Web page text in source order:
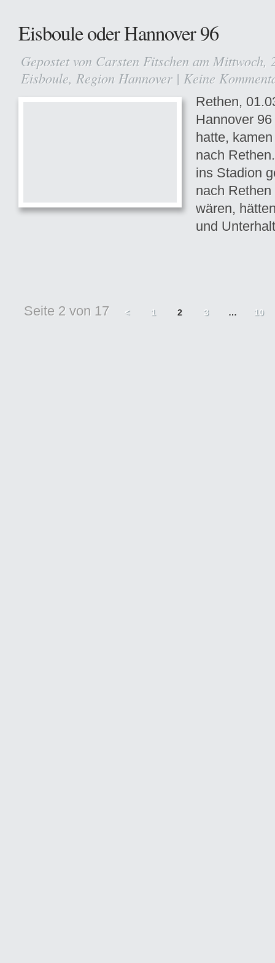
Eisboule oder Hannover 96
Gepostet von Carsten Fitschen am Mittwoch,
Eisboule, Region Hannover | Keine
Rethen,
Hannover
hatte,
nach
ins Stadion
nach
wären,
und
Seite 2 von 17 < 1 2 3 … 10